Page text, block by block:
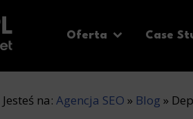
Oferta Case
Jesteś na: Agencja SEO » Blog »